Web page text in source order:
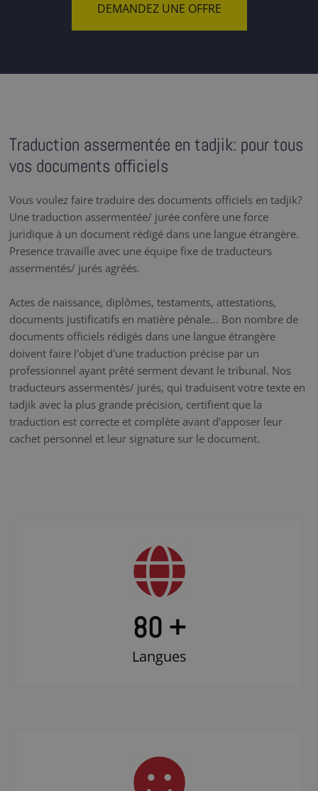
DEMANDEZ UNE OFFRE
Traduction assermentée en tadjik: pour tous
vos documents officiels
Vous voulez faire traduire des documents officiels en tadjik?
Une traduction assermentée/ jurée confère une force
juridique à un document rédigé dans une langue étrangère.
Presence travaille avec une équipe fixe de traducteurs
assermentés/ jurés agréés.
Actes de naissance, diplômes, testaments, attestations,
documents justificatifs en matière pénale… Bon nombre de
documents officiels rédigés dans une langue étrangère
doivent faire l'objet d'une traduction précise par un
professionnel ayant prêté serment devant le tribunal. Nos
traducteurs assermentés/ jurés, qui traduisent votre texte en
tadjik avec la plus grande précision, certifient que la
traduction est correcte et complète avant d'apposer leur
cachet personnel et leur signature sur le document.
80 +
Langues